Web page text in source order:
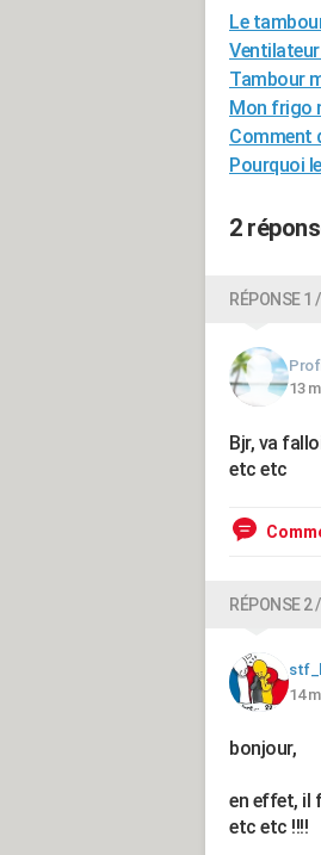
Le
Tambour
Mon frigo
Comment
Pourquoi
2
RÉPONSE 1
13
Bjr, va
etc etc
RÉPONSE 2
14
bonjour,
en effet, il
etc etc !!!!